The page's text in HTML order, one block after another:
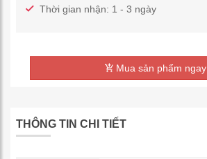
Thời gian nhận: 1 - 3 ngày
Mua sản phẩm ngay
THÔNG TIN CHI TIẾT